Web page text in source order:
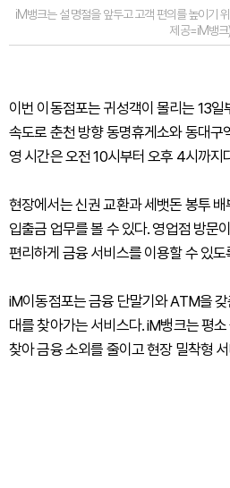
iM뱅크는 설 명절을 앞두고 고객 편의를 높이기
제공=iM뱅크)
이번 이동점포는 귀성객이 몰리는 13
속도로 춘천 방향 동명휴게소와 동대구
영 시간은 오전 10시부터 오후 4시까지
현장에서는 신권 교환과 세뱃돈 봉투
입출금 업무를 볼 수 있다. 영업점 방문
편리하게 금융 서비스를 이용할 수 있도
iM이동점포는 금융 단말기와 ATM을
대를 찾아가는 서비스다. iM뱅크는 평
찾아 금융 소외를 줄이고 현장 밀착형